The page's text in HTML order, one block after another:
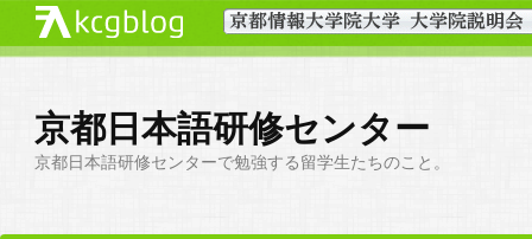
京都日本語研修センター
京都日本語研修センターで勉強する留学生たちのこと。